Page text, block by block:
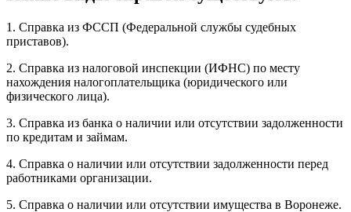
1. Справка из ФССП (Федеральной службы судебных
приставов).
2. Справка из налоговой инспекции (ИФНС) по месту
нахождения налогоплательщика (юридического или
физического лица).
3. Справка из банка о наличии или отсутствии задолженности
по кредитам и займам.
4. Справка о наличии или отсутствии задолженности перед
работниками организации.
5. Справка о наличии или отсутствии имущества в Воронеже.